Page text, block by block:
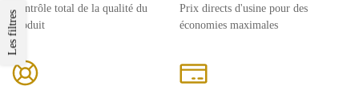
Les filtres
Contrôle total de la qualité du
produit
Prix ​​directs d'usine pour des
économies maximales